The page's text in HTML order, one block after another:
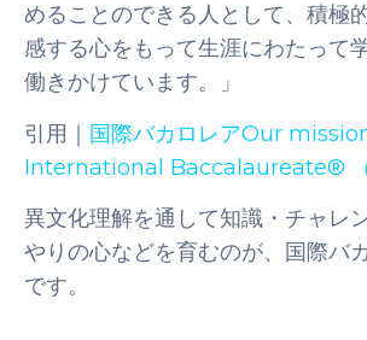
めることのできる人として、積極
感する心をもって生涯にわたって
働きかけています。」
引用｜ 国際バカロレアOur
International Baccalaureate® （
異文化理解を通して知識・チャレ
やりの心などを育むのが、国際バ
です。